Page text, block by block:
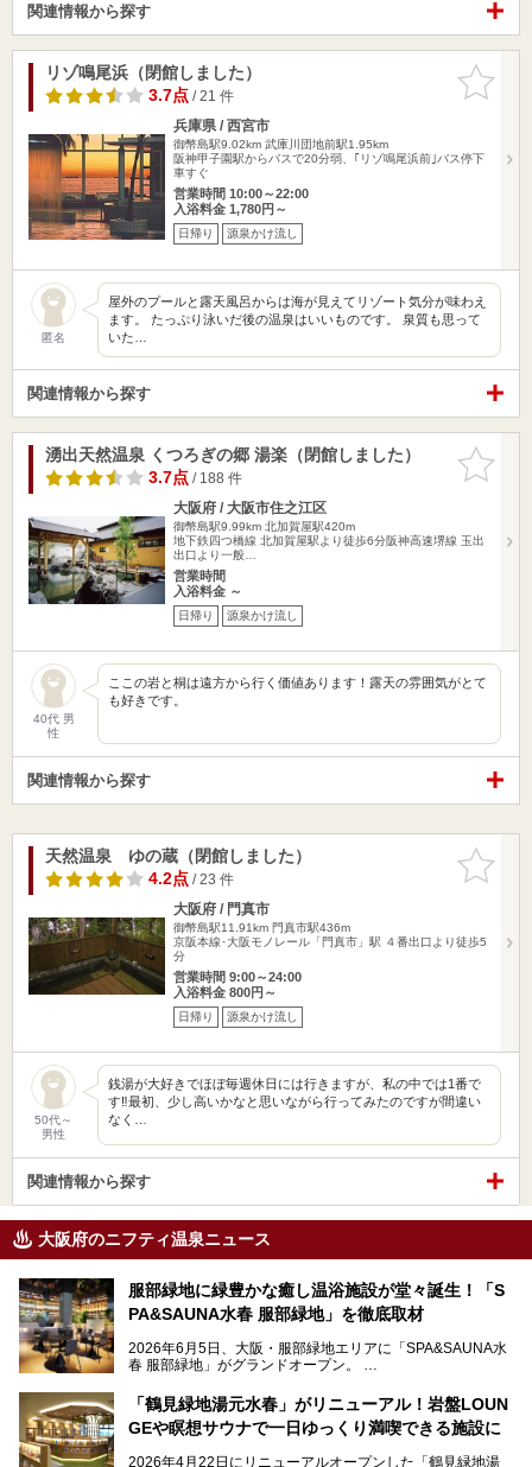
関連情報から探す
お気に入
りに追加
リゾ鳴尾浜（閉館しました）
3.7点/ 21 件
兵庫県 / 西宮市
御幣島駅9.02km 武庫川団地前駅1.95km
阪神甲子園駅からバスで20分弱、｢リゾ鳴尾浜前｣バス停下
車すぐ
営業時間 10:00～22:00
入浴料金 1,780円～
日帰り 源泉かけ流し
匿名
屋外のプールと露天風呂からは海が見えてリゾート気分が味わえ
ます。 たっぷり泳いだ後の温泉はいいものです。 泉質も思って
いた…
関連情報から探す
お気に入
りに追加
湧出天然温泉 くつろぎの郷 湯楽（閉館しました）
3.7点/ 188 件
大阪府 / 大阪市住之江区
御幣島駅9.99km 北加賀屋駅420m
地下鉄四つ橋線 北加賀屋駅より徒歩6分阪神高速堺線 玉出
出口より一般…
営業時間
入浴料金 ～
日帰り 源泉かけ流し
40代 男
性
ここの岩と桐は遠方から行く価値あります！露天の雰囲気がとて
も好きです。
関連情報から探す
お気に入
りに追加
天然温泉 ゆの蔵（閉館しました）
4.2点/ 23 件
大阪府 / 門真市
御幣島駅11.91km 門真市駅436m
京阪本線･大阪モノレール「門真市」駅 ４番出口より徒歩5
分
営業時間 9:00～24:00
入浴料金 800円～
日帰り 源泉かけ流し
50代～
男性
銭湯が大好きでほぼ毎週休日には行きますが、私の中では1番で
す‼️最初、少し高いかなと思いながら行ってみたのですが間違い
なく…
関連情報から探す
大阪府のニフティ温泉ニュース
服部緑地に緑豊かな癒し温浴施設が堂々誕生！「S
PA&SAUNA水春 服部緑地」を徹底取材
2026年6月5日、大阪・服部緑地エリアに「SPA&SAUNA水
春 服部緑地」がグランドオープン。
当初の計画から約5年の時を経て誕生した本施設は、温泉・
サウナ・岩盤浴・フィットネス・ラウンジ・レストランなど
を融合した、これまでの“水春”のイメージをさらに進化させ
「鶴見緑地湯元水春」がリニューアル！岩盤LOUN
GEや瞑想サウナで一日ゆっくり満喫できる施設に
2026年4月22日にリニューアルオープンした「鶴見緑地湯